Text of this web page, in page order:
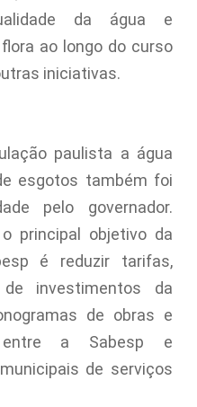
da água e
ao longo do curso
iniciativas.
paulista a água
esgotos também foi
pelo governador.
principal objetivo da
é reduzir tarifas,
investimentos da
de obras e
entre a Sabesp e
de serviços